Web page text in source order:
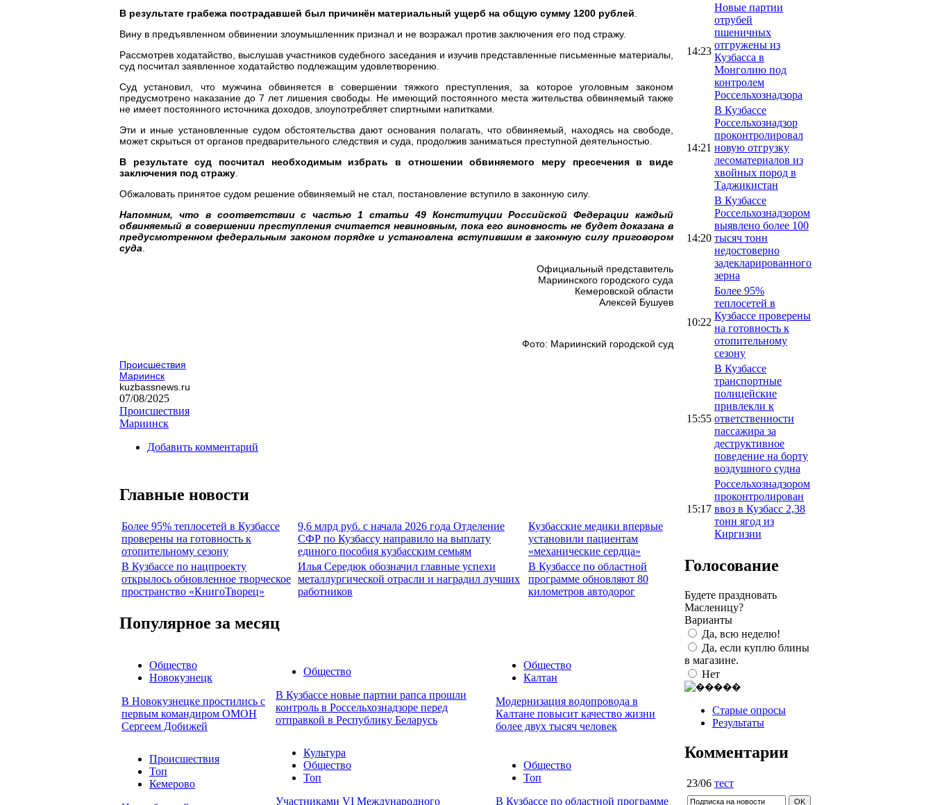
В результате грабежа пострадавшей был причинён материальный ущерб на общую сумму 1200 рублей
Вину в предъявленном обвинении злоумышленник признал и не возражал против заключения его под стражу.
Рассмотрев ходатайство, выслушав участников судебного заседания и изучив представленные письменные материалы,
суд посчитал заявленное ходатайство подлежащим удовлетворению.
Суд установил, что мужчина обвиняется в совершении тяжкого преступления, за которое уголовным законом
предусмотрено наказание до 7 лет лишения свободы. Не имеющий постоянного места жительства обвиняемый также
не имеет постоянного источника доходов, злоупотребляет спиртными напитками.
Эти и иные установленные судом обстоятельства дают основания полагать, что обвиняемый, находясь на свободе,
может скрыться от органов предварительного следствия и суда, продолжив заниматься преступной деятельностью.
В результате суд посчитал необходимым избрать в отношении обвиняемого меру пресечения в виде
заключения под стражу
Обжаловать принятое судом решение обвиняемый не стал, постановление вступило в законную силу.
Напомним, что в соответствии с частью 1 статьи 49 Конституции Российской Федерации каждый
обвиняемый в совершении преступления считается невиновным, пока его виновность не будет доказана в
предусмотренном федеральным законом порядке и установлена вступившим в законную силу приговором
суда
Официальный представитель
Мариинского городского суда
Кемеровской области
Алексей Бушуев
Фото: Мариинский городской суд
Происшествия
Мариинск
kuzbassnews.ru
07/08/2025
Происшествия
Мариинск
Добавить комментарий
Главные новости
Более 95% теплосетей в Кузбассе
проверены на готовность к
отопительному сезону
9,6 млрд руб. с начала 2026 года Отделение
СФР по Кузбассу направило на выплату
единого пособия кузбасским семьям
Кузбасские медики впервые
установили пациентам
«механические сердца»
В Кузбассе по нацпроекту
открылось обновленное творческое
пространство «КнигоТворец»
Илья Середюк обозначил главные успехи
металлургической отрасли и наградил лучших
работников
В Кузбассе по областной
программе обновляют 80
километров автодорог
Популярное за месяц
Общество
Новокузнецк
В Новокузнецке простились с
первым командиром ОМОН
Сергеем Добижей
Общество
В Кузбассе новые партии рапса прошли
контроль в Россельхознадзоре перед
отправкой в Республику Беларусь
Общество
Калтан
Модернизация водопровода в
Калтане повысит качество жизни
более двух тысяч человек
Происшествия
Топ
Кемерово
Культура
Общество
Топ
Участниками VI Международного
Общество
Топ
В Кузбассе по областной программе
14:23
Новые партии
отрубей
пшеничных
отгружены из
Кузбасса в
Монголию под
контролем
Россельхознадзора
14:21
В Кузбассе
Россельхознадзор
проконтролировал
новую отгрузку
лесоматериалов из
хвойных пород в
Таджикистан
14:20
В Кузбассе
Россельхознадзором
выявлено более 100
тысяч тонн
недостоверно
задекларированного
зерна
10:22
Более 95%
теплосетей в
Кузбассе проверены
на готовность к
отопительному
сезону
15:55
В Кузбассе
транспортные
полицейские
привлекли к
ответственности
пассажира за
деструктивное
поведение на борту
воздушного судна
15:17
Россельхознадзором
проконтролирован
ввоз в Кузбасс 2,38
тонн ягод из
Киргизии
Голосование
Будете праздновать
Масленицу?
Варианты
Да, всю неделю!
Да, если куплю блины
в магазине.
Нет
Старые опросы
Результаты
Комментарии
23/06 тест